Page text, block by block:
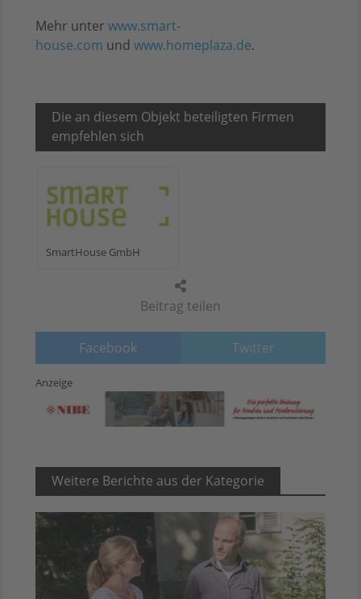
Beitrag teilen
Facebook Twitter
Mehr unter www.smart-
house.com und www.homeplaza.de.
Die an diesem Objekt beteiligten Firmen
empfehlen sich
SmartHouse GmbH
Anzeige
Weitere Berichte aus der Kategorie